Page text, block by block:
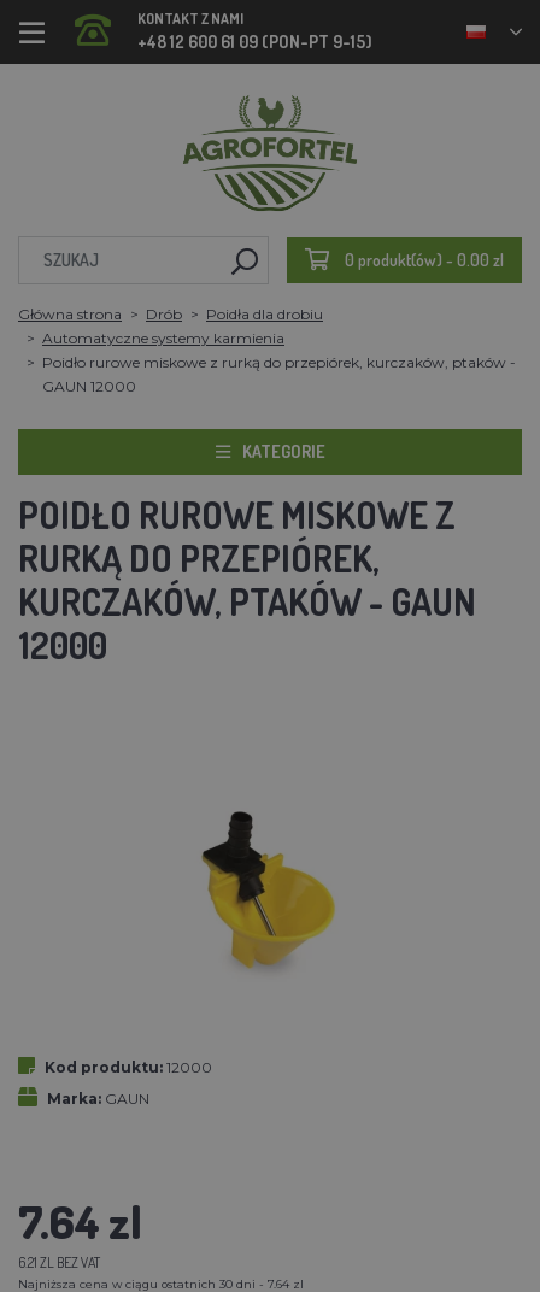
KONTAKT Z NAMI
+48 12 600 61 09 (PON-PT 9-15)
0 produkt(ów) - 0.00 zl
Główna strona Drób
Poidła dla drobiu
Automatyczne systemy karmienia
Poidło rurowe miskowe z rurką do przepiórek, kurczaków, ptaków -
GAUN 12000
KATEGORIE
POIDŁO RUROWE MISKOWE Z
RURKĄ DO PRZEPIÓREK,
KURCZAKÓW, PTAKÓW - GAUN
12000
Kod produktu: 12000
Marka: GAUN
7.64 zl
6.21 ZL BEZ VAT
Najniższa cena w ciągu ostatnich 30 dni - 7.64 zl